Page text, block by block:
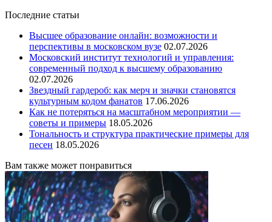
Последние статьи
Высшее образование онлайн: возможности и
перспективы в московском вузе 02.07.2026
Московский институт технологий и управления:
современный подход к высшему образованию
02.07.2026
Звездный гардероб: как мерч и значки становятся
культурным кодом фанатов 17.06.2026
Как не потеряться на масштабном мероприятии —
советы и примеры 18.05.2026
Тональность и структура практические примеры для
песен 18.05.2026
Вам также может понравиться